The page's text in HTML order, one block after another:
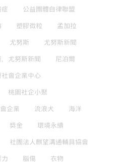
症 公益團體自律聯盟
塑膠微粒 孟加拉
尤努斯 尤努斯新聞
，尤努斯新聞 尼泊爾
社會企業中心
桃園社企小聚
企業 流浪犬 海洋
獎金 環境永續
社團法人麒望溝通輔具協會
力 腦傷 衣物